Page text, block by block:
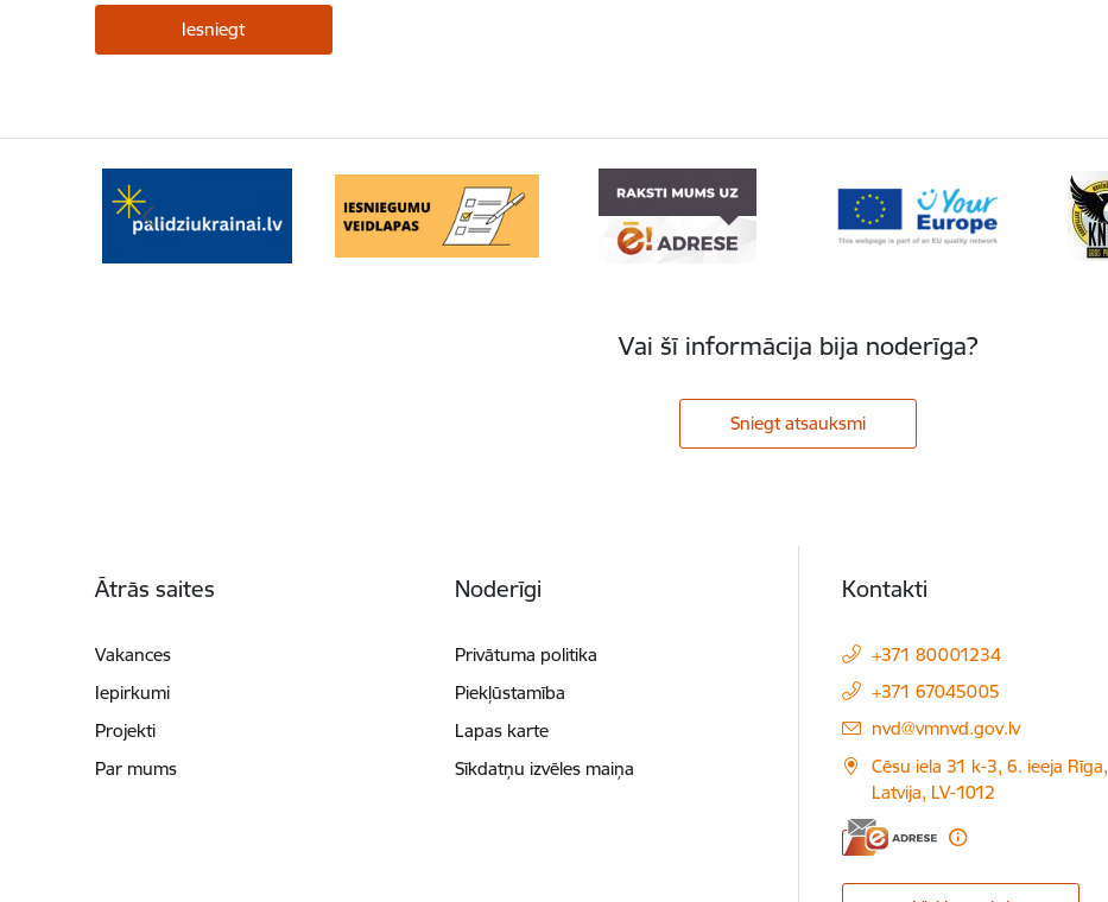
Vai šī informācija bija noderīga?
Sniegt atsauksmi
Ātrās saites
Vakances
Iepirkumi
Projekti
Par mums
Noderīgi
Privātuma politika
Piekļūstamība
Lapas karte
Sīkdatņu izvēles maiņa
Kontakti
+371 80001234
+371 67045005
E-pasts:
nvd@vmnvd.gov.lv
Cēsu iela 31 k-3, 6. ieeja Rīga,
Latvija, LV-1012